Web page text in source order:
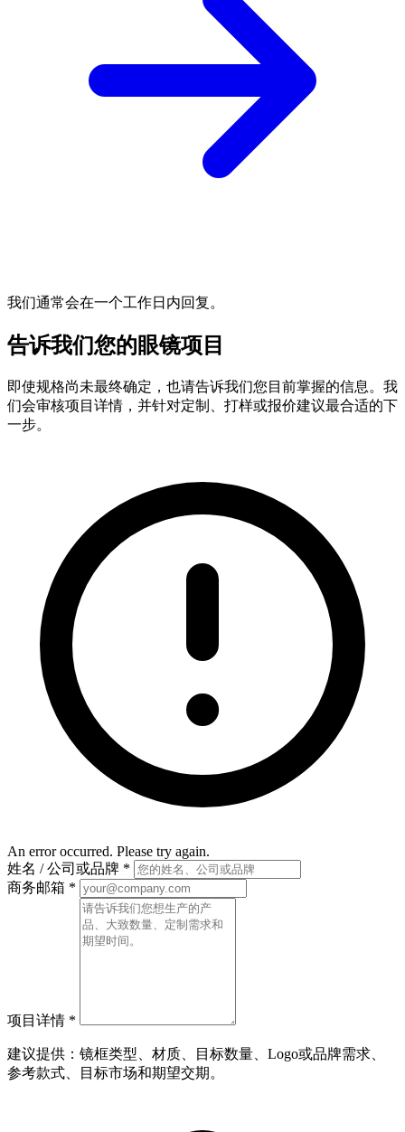
我们通常会在一个工作日内回复。
告诉我们您的眼镜项目
即使规格尚未最终确定，也请告诉我们您目前掌握的信息。我
们会审核项目详情，并针对定制、打样或报价建议最合适的下
一步。
An error occurred. Please try again.
姓名 / 公司或品牌 *
商务邮箱 *
项目详情 *
建议提供：镜框类型、材质、目标数量、Logo或品牌需求、
参考款式、目标市场和期望交期。